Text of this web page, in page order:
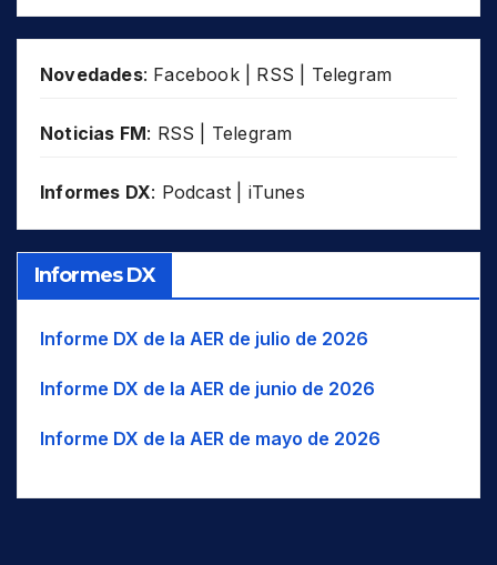
Novedades: Facebook| RSS Telegram
Noticias FM: RSS Telegram
Informes DX: Podcast iTunes
Informes DX
Informe DX de la AER de julio de 2026
Informe DX de la AER de junio de 2026
Informe DX de la AER de mayo de 2026